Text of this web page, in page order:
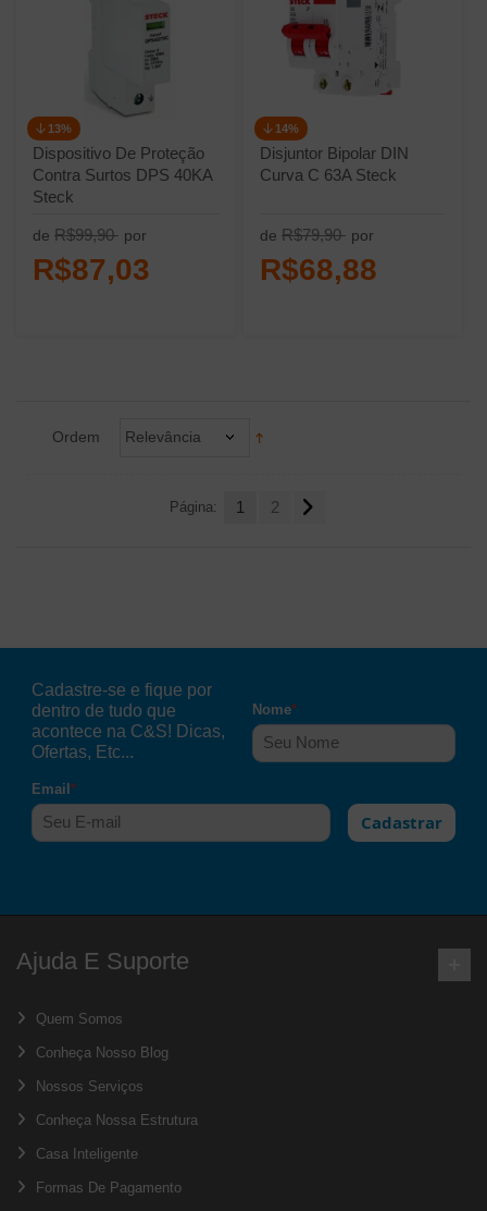
Dispositivo De Proteção
Contra Surtos DPS 40KA
Steck
de R$99,90
13%
por
R$87,03
Disjuntor Bipolar DIN
Curva C 63A Steck
de R$79,90
14%
por
R$68,88
Ordem Relevância
Página: 1 2
Cadastre-se e fique por
dentro de tudo que
acontece na C&S! Dicas,
Ofertas, Etc...
Nome*
Email*
Cadastrar
Ajuda E Suporte
Quem Somos
Conheça Nosso Blog
Nossos Serviços
Conheça Nossa Estrutura
Casa Inteligente
Formas De Pagamento